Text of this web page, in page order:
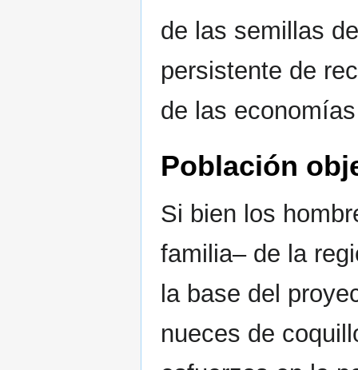
de las semillas
persistente de
de las
Población
Si bien los
familia– de la
la base del
nueces de